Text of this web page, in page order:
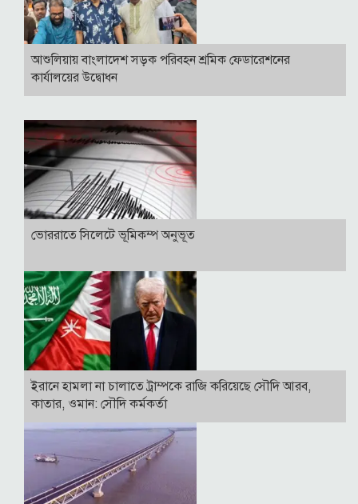
আশুলিয়ায় বাংলাদেশ সড়ক পরিবহন শ্রমিক ফেডারেশনের
কার্যালয়ের উদ্বোধন
ভোররাতে সিলেটে ভূমিকম্প অনুভূত
ইরানে হামলা না চালাতে ট্রাম্পকে রাজি করিয়েছে সৌদি আরব,
কাতার, ওমান: সৌদি কর্মকর্তা